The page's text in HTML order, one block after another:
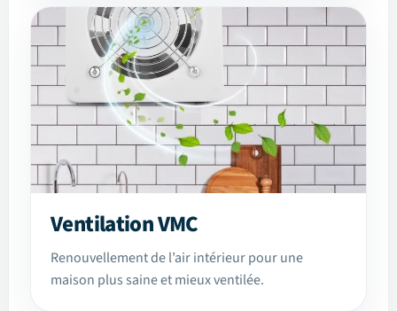
Ventilation VMC
Renouvellement de l’air intérieur pour une
maison plus saine et mieux ventilée.